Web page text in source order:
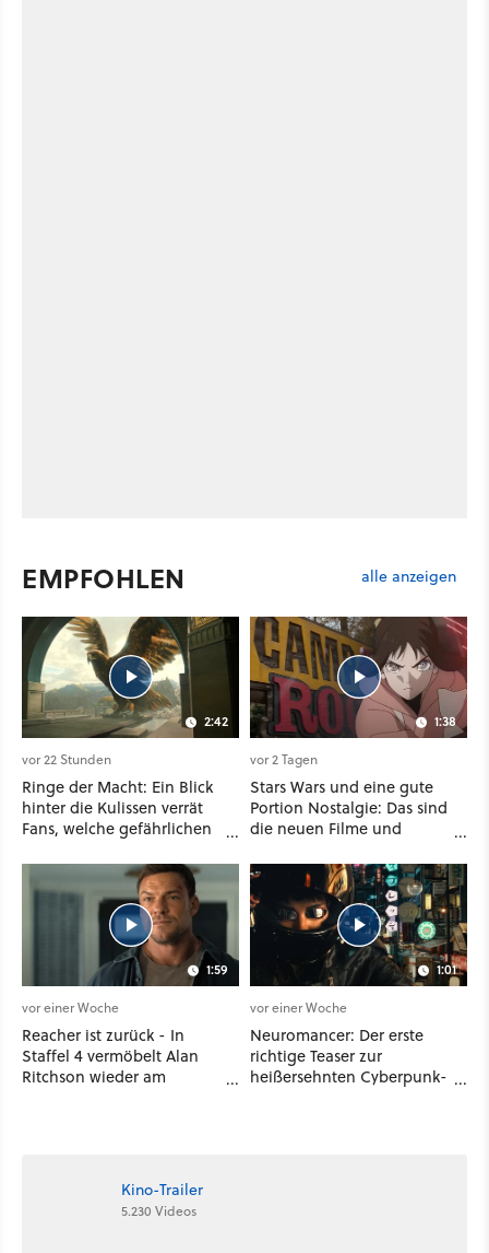
EMPFOHLEN alle anzeigen
2:42
vor 22 Stunden
Ringe der Macht: Ein Blick
hinter die Kulissen verrät
Fans, welche gefährlichen
warten
1:38
vor 2 Tagen
Stars Wars und eine gute
Portion Nostalgie: Das sind
die neuen Filme und
Disney Plus
1:59
vor einer Woche
Reacher ist zurück - In
Staffel 4 vermöbelt Alan
Ritchson wieder am
1:01
vor einer Woche
Neuromancer: Der erste
richtige Teaser zur
heißersehnten Cyberpunk-
Kino-Trailer
5.230 Videos